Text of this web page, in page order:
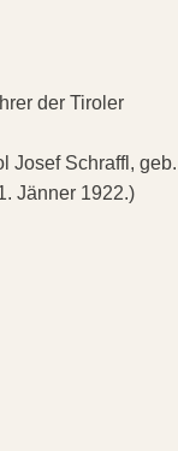
der Tiroler
Josef Schraffl, geb.
Jänner 1922.)